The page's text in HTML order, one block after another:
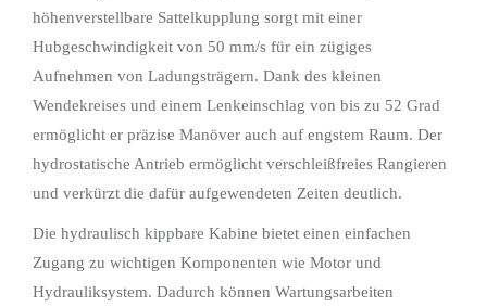
höhenverstellbare Sattelkupplung sorgt mit einer
Hubgeschwindigkeit von 50 mm/s für ein zügiges
Aufnehmen von Ladungsträgern. Dank des kleinen
Wendekreises und einem Lenkeinschlag von bis zu 52 Grad
ermöglicht er präzise Manöver auch auf engstem Raum. Der
hydrostatische Antrieb ermöglicht verschleißfreies Rangieren
und verkürzt die dafür aufgewendeten Zeiten deutlich.
Die hydraulisch kippbare Kabine bietet einen einfachen
Zugang zu wichtigen Komponenten wie Motor und
Hydrauliksystem. Dadurch können Wartungsarbeiten